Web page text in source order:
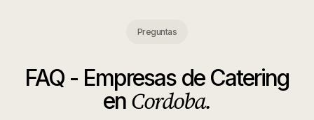
Preguntas
FAQ - Empresas de Catering
en Cordoba.